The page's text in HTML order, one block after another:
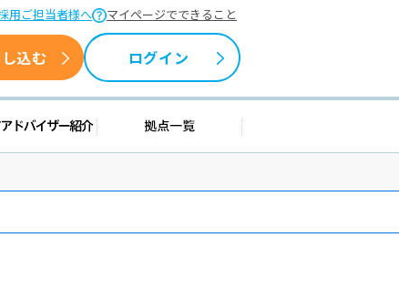
用ご担当者様へ マイページでできること
込む ログイン
報 キャリアアドバイザー紹介拠点一覧